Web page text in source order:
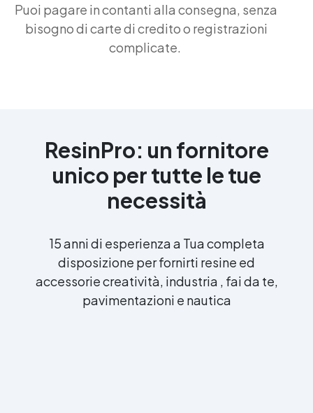
Puoi pagare in contanti alla consegna, senza
bisogno di carte di credito o registrazioni
complicate.
ResinPro: un fornitore
unico per tutte le tue
necessità
15 anni di esperienza a Tua completa
disposizione per fornirti resine ed
accessorie creatività, industria , fai da te,
pavimentazioni e nautica